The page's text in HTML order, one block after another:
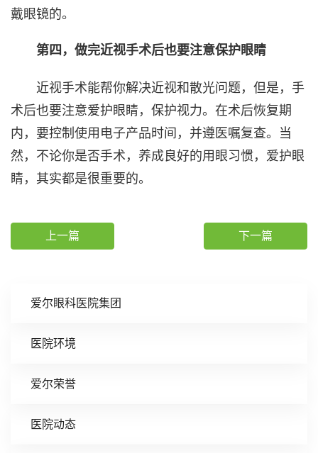
爱尔眼科医院集团
医院环境
爱尔荣誉
医院动态
戴眼镜的。
第四，做完近视手术后也要注意保护眼睛
近视手术能帮你解决近视和散光问题，但是，手
术后也要注意爱护眼睛，保护视力。在术后恢复期
内，要控制使用电子产品时间，并遵医嘱复查。当
然，不论你是否手术，养成良好的用眼习惯，爱护眼
睛，其实都是很重要的。
上一篇 下一篇